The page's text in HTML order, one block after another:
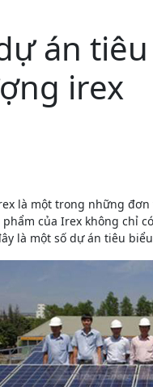
án
irex
là một trong những
phẩm của Irex không chỉ
là một số dự án tiêu